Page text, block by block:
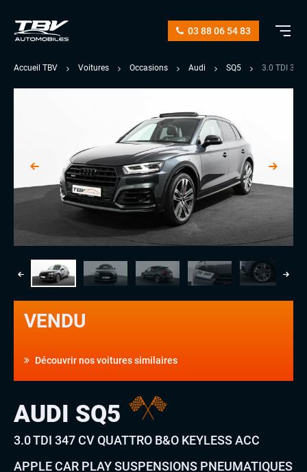
03 88 06 54 83
Accueil TBV Voitures Occasions Audi SQ5 3.0 TDI 347
VENDU
Découvrir nos voitures similaires
AUDI SQ5
3.0 TDI 347 CV QUATTRO B&O KEYLESS ACC
APPLE CAR PLAY SUSPENSIONS PNEUMATIQUES